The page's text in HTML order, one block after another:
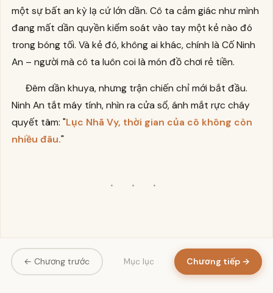
một sự bất an kỳ lạ cứ lớn dần. Cô ta cảm giác như mình
đang mất dần quyền kiểm soát vào tay một kẻ nào đó
trong bóng tối. Và kẻ đó, không ai khác, chính là Cố Ninh
An – người mà cô ta luôn coi là món đồ chơi rẻ tiền.
Đêm dần khuya, nhưng trận chiến chỉ mới bắt đầu.
Ninh An tắt máy tính, nhìn ra cửa sổ, ánh mắt rực cháy
quyết tâm: "Lục Nhã Vy, thời gian của cô không còn
nhiều đâu."
· · ·
← Chương trước Mục lục Chương tiếp →